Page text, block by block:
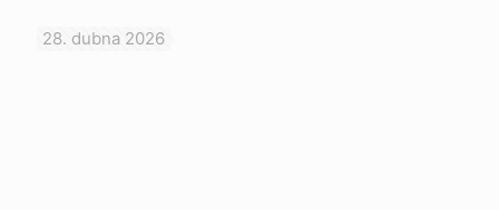
28. dubna 2026